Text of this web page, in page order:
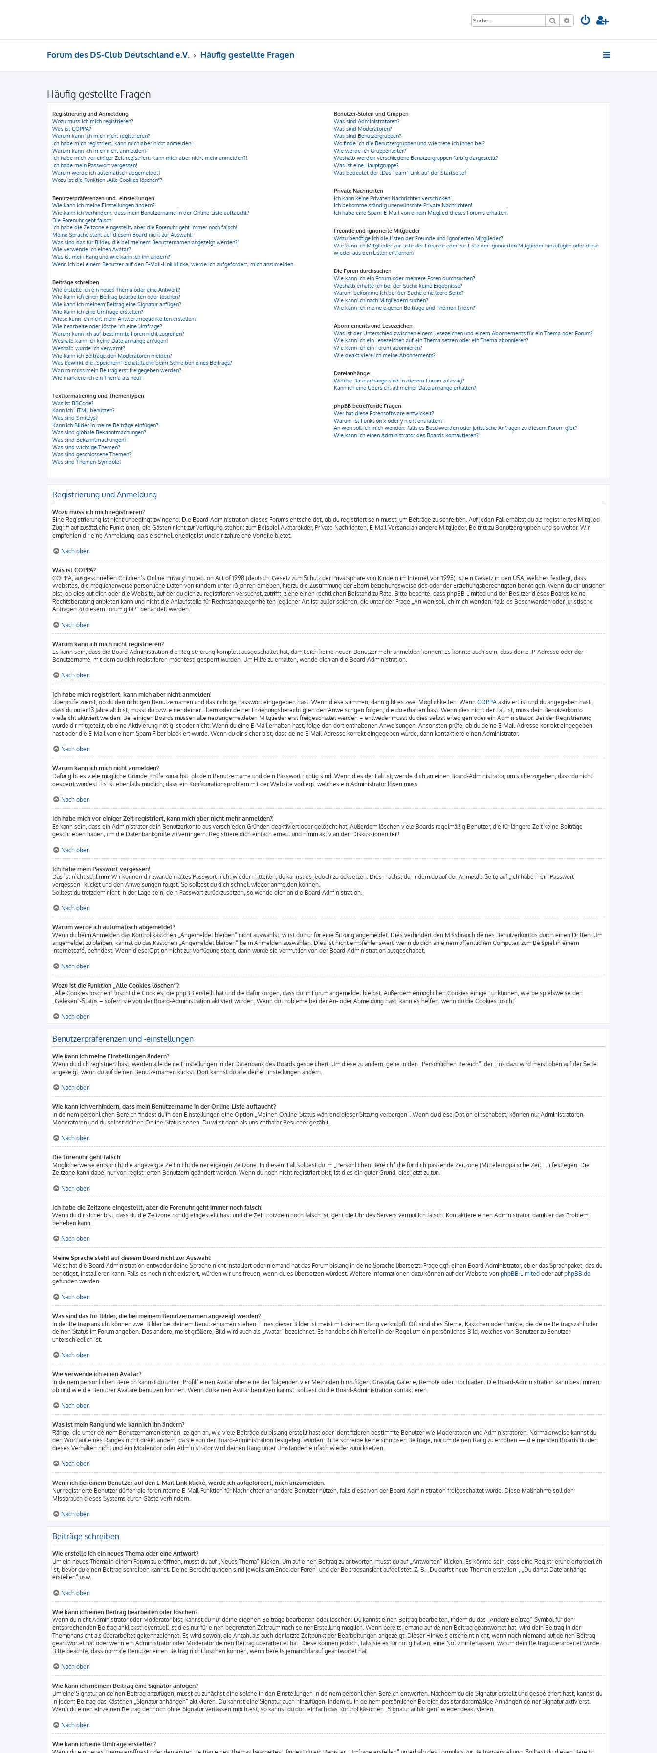
Suche Erweiterte Suche
Forum des DS-Club Deutschland e.V. Häufig gestellte Fragen
Häufig gestellte Fragen
Registrierung und Anmeldung
Wozu muss ich mich registrieren?
Was ist COPPA?
Warum kann ich mich nicht registrieren?
Ich habe mich registriert, kann mich aber nicht anmelden!
Warum kann ich mich nicht anmelden?
Ich habe mich vor einiger Zeit registriert, kann mich aber nicht mehr anmelden?!
Ich habe mein Passwort vergessen!
Warum werde ich automatisch abgemeldet?
Wozu ist die Funktion „Alle Cookies löschen“?
Benutzerpräferenzen und -einstellungen
Wie kann ich meine Einstellungen ändern?
Wie kann ich verhindern, dass mein Benutzername in der Online-Liste auftaucht?
Die Forenuhr geht falsch!
Ich habe die Zeitzone eingestellt, aber die Forenuhr geht immer noch falsch!
Meine Sprache steht auf diesem Board nicht zur Auswahl!
Was sind das für Bilder, die bei meinem Benutzernamen angezeigt werden?
Wie verwende ich einen Avatar?
Was ist mein Rang und wie kann ich ihn ändern?
Wenn ich bei einem Benutzer auf den E-Mail-Link klicke, werde ich aufgefordert, mich anzumelden.
Beiträge schreiben
Wie erstelle ich ein neues Thema oder eine Antwort?
Wie kann ich einen Beitrag bearbeiten oder löschen?
Wie kann ich meinem Beitrag eine Signatur anfügen?
Wie kann ich eine Umfrage erstellen?
Wieso kann ich nicht mehr Antwortmöglichkeiten erstellen?
Wie bearbeite oder lösche ich eine Umfrage?
Warum kann ich auf bestimmte Foren nicht zugreifen?
Weshalb kann ich keine Dateianhänge anfügen?
Weshalb wurde ich verwarnt?
Wie kann ich Beiträge den Moderatoren melden?
Was bewirkt die „Speichern“-Schaltfläche beim Schreiben eines Beitrags?
Warum muss mein Beitrag erst freigegeben werden?
Wie markiere ich ein Thema als neu?
Textformatierung und Thementypen
Was ist BBCode?
Kann ich HTML benutzen?
Was sind Smileys?
Kann ich Bilder in meine Beiträge einfügen?
Was sind globale Bekanntmachungen?
Was sind Bekanntmachungen?
Was sind wichtige Themen?
Was sind geschlossene Themen?
Was sind Themen-Symbole?
Benutzer-Stufen und Gruppen
Was sind Administratoren?
Was sind Moderatoren?
Was sind Benutzergruppen?
Wo finde ich die Benutzergruppen und wie trete ich ihnen bei?
Wie werde ich Gruppenleiter?
Weshalb werden verschiedene Benutzergruppen farbig dargestellt?
Was ist eine Hauptgruppe?
Was bedeutet der „Das Team“-Link auf der Startseite?
Private Nachrichten
Ich kann keine Privaten Nachrichten verschicken!
Ich bekomme ständig unerwünschte Private Nachrichten!
Ich habe eine Spam-E-Mail von einem Mitglied dieses Forums erhalten!
Freunde und ignorierte Mitglieder
Wozu benötige ich die Listen der Freunde und ignorierten Mitglieder?
Wie kann ich Mitglieder zur Liste der Freunde oder zur Liste der ignorierten Mitglieder hinzufügen oder diese
wieder aus den Listen entfernen?
Die Foren durchsuchen
Wie kann ich ein Forum oder mehrere Foren durchsuchen?
Weshalb erhalte ich bei der Suche keine Ergebnisse?
Warum bekomme ich bei der Suche eine leere Seite?
Wie kann ich nach Mitgliedern suchen?
Wie kann ich meine eigenen Beiträge und Themen finden?
Abonnements und Lesezeichen
Was ist der Unterschied zwischen einem Lesezeichen und einem Abonnements für ein Thema oder Forum?
Wie kann ich ein Lesezeichen auf ein Thema setzen oder ein Thema abonnieren?
Wie kann ich ein Forum abonnieren?
Wie deaktiviere ich meine Abonnements?
Dateianhänge
Welche Dateianhänge sind in diesem Forum zulässig?
Kann ich eine Übersicht all meiner Dateianhänge erhalten?
phpBB betreffende Fragen
Wer hat diese Forensoftware entwickelt?
Warum ist Funktion x oder y nicht enthalten?
An wen soll ich mich wenden, falls es Beschwerden oder juristische Anfragen zu diesem Forum gibt?
Wie kann ich einen Administrator des Boards kontaktieren?
Registrierung und Anmeldung
Wozu muss ich mich registrieren?
Eine Registrierung ist nicht unbedingt zwingend. Die Board-Administration dieses Forums entscheidet, ob du registriert sein musst, um Beiträge zu schreiben. Auf jeden Fall erhältst du als registriertes Mitglied
Zugriff auf zusätzliche Funktionen, die Gästen nicht zur Verfügung stehen: zum Beispiel Avatarbilder, Private Nachrichten, E-Mail-Versand an andere Mitglieder, Beitritt zu Benutzergruppen und so weiter. Wir
empfehlen dir eine Anmeldung, da sie schnell erledigt ist und dir zahlreiche Vorteile bietet.
Nach oben
Was ist COPPA?
COPPA, ausgeschrieben Children’s Online Privacy Protection Act of 1998 (deutsch: Gesetz zum Schutz der Privatsphäre von Kindern im Internet von 1998) ist ein Gesetz in den USA, welches festlegt, dass
Websites, die möglicherweise persönliche Daten von Kindern unter 13 Jahren erheben, hierzu die Zustimmung der Eltern beziehungsweise des oder der Erziehungsberechtigten benötigen. Wenn du dir unsicher
bist, ob dies auf dich oder die Website, auf der du dich zu registrieren versuchst, zutrifft, ziehe einen rechtlichen Beistand zu Rate. Bitte beachte, dass phpBB Limited und der Besitzer dieses Boards keine
Rechtsberatung anbieten kann und nicht die Anlaufstelle für Rechtsangelegenheiten jeglicher Art ist; außer solchen, die unter der Frage „An wen soll ich mich wenden, falls es Beschwerden oder juristische
Anfragen zu diesem Forum gibt?“ behandelt werden.
Nach oben
Warum kann ich mich nicht registrieren?
Es kann sein, dass die Board-Administration die Registrierung komplett ausgeschaltet hat, damit sich keine neuen Benutzer mehr anmelden können. Es könnte auch sein, dass deine IP-Adresse oder der
Benutzername, mit dem du dich registrieren möchtest, gesperrt wurden. Um Hilfe zu erhalten, wende dich an die Board-Administration.
Nach oben
Ich habe mich registriert, kann mich aber nicht anmelden!
Überprüfe zuerst, ob du den richtigen Benutzernamen und das richtige Passwort eingegeben hast. Wenn diese stimmen, dann gibt es zwei Möglichkeiten. Wenn COPPA aktiviert ist und du angegeben hast,
dass du unter 13 Jahre alt bist, musst du bzw. einer deiner Eltern oder deiner Erziehungsberechtigten den Anweisungen folgen, die du erhalten hast. Wenn dies nicht der Fall ist, muss dein Benutzerkonto
vielleicht aktiviert werden. Bei einigen Boards müssen alle neu angemeldeten Mitglieder erst freigeschaltet werden – entweder musst du dies selbst erledigen oder ein Administrator. Bei der Registrierung
wurde dir mitgeteilt, ob eine Aktivierung nötig ist oder nicht. Wenn du eine E-Mail erhalten hast, folge den dort enthaltenen Anweisungen. Ansonsten prüfe, ob du deine E-Mail-Adresse korrekt eingegeben
hast oder die E-Mail von einem Spam-Filter blockiert wurde. Wenn du dir sicher bist, dass deine E-Mail-Adresse korrekt eingegeben wurde, dann kontaktiere einen Administrator.
Nach oben
Warum kann ich mich nicht anmelden?
Dafür gibt es viele mögliche Gründe. Prüfe zunächst, ob dein Benutzername und dein Passwort richtig sind. Wenn dies der Fall ist, wende dich an einen Board-Administrator, um sicherzugehen, dass du nicht
gesperrt wurdest. Es ist ebenfalls möglich, dass ein Konfigurationsproblem mit der Website vorliegt, welches ein Administrator lösen muss.
Nach oben
Ich habe mich vor einiger Zeit registriert, kann mich aber nicht mehr anmelden?!
Es kann sein, dass ein Administrator dein Benutzerkonto aus verschieden Gründen deaktiviert oder gelöscht hat. Außerdem löschen viele Boards regelmäßig Benutzer, die für längere Zeit keine Beiträge
geschrieben haben, um die Datenbankgröße zu verringern. Registriere dich einfach erneut und nimm aktiv an den Diskussionen teil!
Nach oben
Ich habe mein Passwort vergessen!
Das ist nicht schlimm! Wir können dir zwar dein altes Passwort nicht wieder mitteilen, du kannst es jedoch zurücksetzen. Dies machst du, indem du auf der Anmelde-Seite auf „Ich habe mein Passwort
vergessen“ klickst und den Anweisungen folgst. So solltest du dich schnell wieder anmelden können.
Solltest du trotzdem nicht in der Lage sein, dein Passwort zurückzusetzen, so wende dich an die Board-Administration.
Nach oben
Warum werde ich automatisch abgemeldet?
Wenn du beim Anmelden das Kontrollkästchen „Angemeldet bleiben“ nicht auswählst, wirst du nur für eine Sitzung angemeldet. Dies verhindert den Missbrauch deines Benutzerkontos durch einen Dritten. Um
angemeldet zu bleiben, kannst du das Kästchen „Angemeldet bleiben“ beim Anmelden auswählen. Dies ist nicht empfehlenswert, wenn du dich an einem öffentlichen Computer, zum Beispiel in einem
Internetcafé, befindest. Wenn diese Option nicht zur Verfügung steht, dann wurde sie vermutlich von der Board-Administration ausgeschaltet.
Nach oben
Wozu ist die Funktion „Alle Cookies löschen“?
„Alle Cookies löschen“ löscht die Cookies, die phpBB erstellt hat und die dafür sorgen, dass du im Forum angemeldet bleibst. Außerdem ermöglichen Cookies einige Funktionen, wie beispielsweise den
„Gelesen“-Status – sofern sie von der Board-Administration aktiviert wurden. Wenn du Probleme bei der An- oder Abmeldung hast, kann es helfen, wenn du die Cookies löscht.
Nach oben
Benutzerpräferenzen und -einstellungen
Wie kann ich meine Einstellungen ändern?
Wenn du dich registriert hast, werden alle deine Einstellungen in der Datenbank des Boards gespeichert. Um diese zu ändern, gehe in den „Persönlichen Bereich“; der Link dazu wird meist oben auf der Seite
angezeigt, wenn du auf deinen Benutzernamen klickst. Dort kannst du alle deine Einstellungen ändern.
Nach oben
Wie kann ich verhindern, dass mein Benutzername in der Online-Liste auftaucht?
In deinem persönlichen Bereich findest du in den Einstellungen eine Option „Meinen Online-Status während dieser Sitzung verbergen“. Wenn du diese Option einschaltest, können nur Administratoren,
Moderatoren und du selbst deinen Online-Status sehen. Du wirst dann als unsichtbarer Besucher gezählt.
Nach oben
Die Forenuhr geht falsch!
Möglicherweise entspricht die angezeigte Zeit nicht deiner eigenen Zeitzone. In diesem Fall solltest du im „Persönlichen Bereich“ die für dich passende Zeitzone (Mitteleuropäische Zeit, ...) festlegen. Die
Zeitzone kann dabei nur von registrierten Benutzern geändert werden. Wenn du noch nicht registriert bist, ist dies ein guter Grund, dies jetzt zu tun.
Nach oben
Ich habe die Zeitzone eingestellt, aber die Forenuhr geht immer noch falsch!
Wenn du dir sicher bist, dass du die Zeitzone richtig eingestellt hast und die Zeit trotzdem noch falsch ist, geht die Uhr des Servers vermutlich falsch. Kontaktiere einen Administrator, damit er das Problem
beheben kann.
Nach oben
Meine Sprache steht auf diesem Board nicht zur Auswahl!
Meist hat die Board-Administration entweder deine Sprache nicht installiert oder niemand hat das Forum bislang in deine Sprache übersetzt. Frage ggf. einen Board-Administrator, ob er das Sprachpaket, das du
benötigst, installieren kann. Falls es noch nicht existiert, würden wir uns freuen, wenn du es übersetzen würdest. Weitere Informationen dazu können auf der Website von phpBB Limited oder auf phpBB.de
gefunden werden.
Nach oben
Was sind das für Bilder, die bei meinem Benutzernamen angezeigt werden?
In der Beitragsansicht können zwei Bilder bei deinem Benutzernamen stehen. Eines dieser Bilder ist meist mit deinem Rang verknüpft: Oft sind dies Sterne, Kästchen oder Punkte, die deine Beitragszahl oder
deinen Status im Forum angeben. Das andere, meist größere, Bild wird auch als „Avatar“ bezeichnet. Es handelt sich hierbei in der Regel um ein persönliches Bild, welches von Benutzer zu Benutzer
unterschiedlich ist.
Nach oben
Wie verwende ich einen Avatar?
In deinem persönlichen Bereich kannst du unter „Profil“ einen Avatar über eine der folgenden vier Methoden hinzufügen: Gravatar, Galerie, Remote oder Hochladen. Die Board-Administration kann bestimmen,
ob und wie die Benutzer Avatare benutzen können. Wenn du keinen Avatar benutzen kannst, solltest du die Board-Administration kontaktieren.
Nach oben
Was ist mein Rang und wie kann ich ihn ändern?
Ränge, die unter deinem Benutzernamen stehen, zeigen an, wie viele Beiträge du bislang erstellt hast oder identifizieren bestimmte Benutzer wie Moderatoren und Administratoren. Normalerweise kannst du
den Wortlaut eines Ranges nicht direkt ändern, da sie von der Board-Administration festgelegt wurden. Bitte schreibe keine sinnlosen Beiträge, nur um deinen Rang zu erhöhen — die meisten Boards dulden
dieses Verhalten nicht und ein Moderator oder Administrator wird deinen Rang unter Umständen einfach wieder zurücksetzen.
Nach oben
Wenn ich bei einem Benutzer auf den E-Mail-Link klicke, werde ich aufgefordert, mich anzumelden.
Nur registrierte Benutzer dürfen die foreninterne E-Mail-Funktion für Nachrichten an andere Benutzer nutzen, falls diese von der Board-Administration freigeschaltet wurde. Diese Maßnahme soll den
Missbrauch dieses Systems durch Gäste verhindern.
Nach oben
Beiträge schreiben
Wie erstelle ich ein neues Thema oder eine Antwort?
Um ein neues Thema in einem Forum zu eröffnen, musst du auf „Neues Thema“ klicken. Um auf einen Beitrag zu antworten, musst du auf „Antworten“ klicken. Es könnte sein, dass eine Registrierung erforderlich
ist, bevor du einen Beitrag schreiben kannst. Deine Berechtigungen sind jeweils am Ende der Foren- und der Beitragsansicht aufgelistet. Z. B. „Du darfst neue Themen erstellen“, „Du darfst Dateianhänge
erstellen“ usw.
Nach oben
Wie kann ich einen Beitrag bearbeiten oder löschen?
Wenn du nicht Administrator oder Moderator bist, kannst du nur deine eigenen Beiträge bearbeiten oder löschen. Du kannst einen Beitrag bearbeiten, indem du das „Ändere Beitrag“-Symbol für den
entsprechenden Beitrag anklickst; eventuell ist dies nur für einen begrenzten Zeitraum nach seiner Erstellung möglich. Wenn bereits jemand auf deinen Beitrag geantwortet hat, wird dein Beitrag in der
Themenansicht als überarbeitet gekennzeichnet. Es wird sowohl die Anzahl als auch der letzte Zeitpunkt der Bearbeitungen angezeigt. Dieser Hinweis erscheint nicht, wenn noch niemand auf deinen Beitrag
geantwortet hat oder wenn ein Administrator oder Moderator deinen Beitrag überarbeitet hat. Diese können jedoch, falls sie es für nötig halten, eine Notiz hinterlassen, warum dein Beitrag überarbeitet wurde.
Bitte beachte, dass normale Benutzer einen Beitrag nicht löschen können, wenn bereits jemand darauf geantwortet hat.
Nach oben
Wie kann ich meinem Beitrag eine Signatur anfügen?
Um eine Signatur an deinen Beitrag anzufügen, musst du zunächst eine solche in den Einstellungen in deinem persönlichen Bereich entwerfen. Nachdem du die Signatur erstellt und gespeichert hast, kannst du
in jedem Beitrag das Kästchen „Signatur anhängen“ aktivieren. Du kannst eine Signatur auch hinzufügen, indem du in deinem persönlichen Bereich das standardmäßige Anhängen deiner Signatur aktivierst.
Wenn du einen einzelnen Beitrag dennoch ohne Signatur verfassen möchtest, so kannst du dort einfach das Kontrollkästchen „Signatur anhängen“ wieder deaktivieren.
Nach oben
Wie kann ich eine Umfrage erstellen?